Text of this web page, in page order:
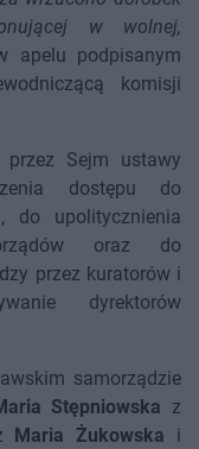
w wolnej,
podpisanym
komisji
Sejm ustawy
dostępu do
do upolitycznienia
oraz do
przez kuratorów i
dyrektorów
samorządzie
Stępniowska z
Maria Żukowska i